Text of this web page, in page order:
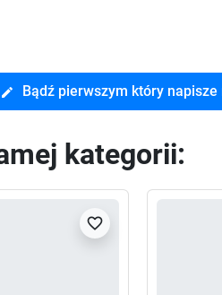
edit Bądź pierwszym który napisze
kategorii:
favorite_border